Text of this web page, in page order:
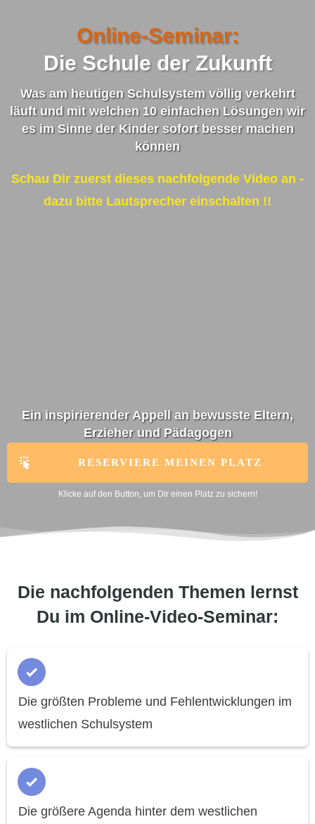
Online-Seminar:
Die Schule der Zukunft
Was am heutigen Schulsystem völlig verkehrt
läuft und mit welchen 10 einfachen Lösungen wir
es im Sinne der Kinder sofort besser machen
können
Schau Dir zuerst dieses nachfolgende Video an -
dazu bitte Lautsprecher einschalten !!
Ein inspirierender Appell an bewusste Eltern,
Erzieher und Pädagogen
RESERVIERE MEINEN PLATZ
Klicke auf den Button, um Dir einen Platz zu sichern!
Die nachfolgenden Themen lernst
Du im Online-Video-Seminar:
Die größten Probleme und Fehlentwicklungen im
westlichen Schulsystem
Die größere Agenda hinter dem westlichen